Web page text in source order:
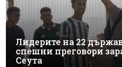
Лидерите на 22
спешни преговори
Сеута